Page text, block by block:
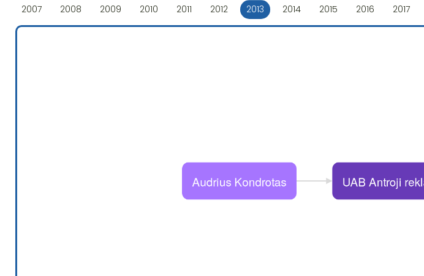
2007 2008 2009 2010 2011 2012 2013 2014 2015 2016 2017